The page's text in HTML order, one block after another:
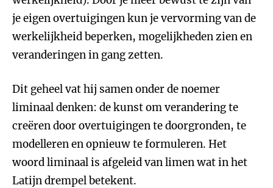
je eigen overtuigingen kun je vervorming van de
werkelijkheid beperken, mogelijkheden zien en
veranderingen in gang zetten.
Dit geheel vat hij samen onder de noemer
liminaal denken: de kunst om verandering te
creëren door overtuigingen te doorgronden, te
modelleren en opnieuw te formuleren. Het
woord liminaal is afgeleid van limen wat in het
Latijn drempel betekent.